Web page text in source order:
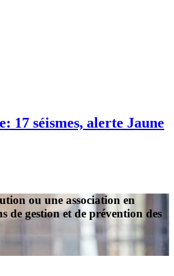
17 séismes, alerte Jaune
ou une association en
de gestion et de prévention des